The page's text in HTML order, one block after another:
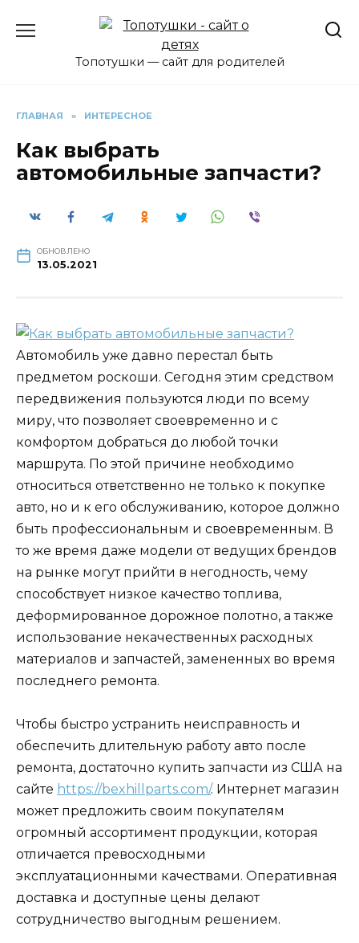
Топотушки — сайт для родителей
ГЛАВНАЯ » ИНТЕРЕСНОЕ
Как выбрать
автомобильные запчасти?
ОБНОВЛЕНО
13.05.2021
Автомобиль уже давно перестал быть
предметом роскоши. Сегодня этим средством
передвижения пользуются люди по всему
миру, что позволяет своевременно и с
комфортом добраться до любой точки
маршрута. По этой причине необходимо
относиться ответственно не только к покупке
авто, но и к его обслуживанию, которое должно
быть профессиональным и своевременным. В
то же время даже модели от ведущих брендов
на рынке могут прийти в негодность, чему
способствует низкое качество топлива,
деформированное дорожное полотно, а также
использование некачественных расходных
материалов и запчастей, замененных во время
последнего ремонта.
Чтобы быстро устранить неисправность и
обеспечить длительную работу авто после
ремонта, достаточно купить запчасти из США на
сайте https://bexhillparts.com/. Интернет магазин
может предложить своим покупателям
огромный ассортимент продукции, которая
отличается превосходными
эксплуатационными качествами. Оперативная
доставка и доступные цены делают
сотрудничество выгодным решением.